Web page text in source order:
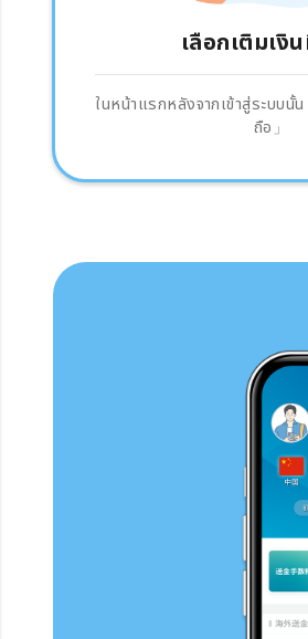
เลือกเติมเงิ
ในหน้าแรกหลังจากเข้าสู่ระบบนั้
ถือ」